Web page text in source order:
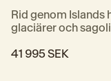
Rid genom Islands
glaciärer och
41 995 SEK